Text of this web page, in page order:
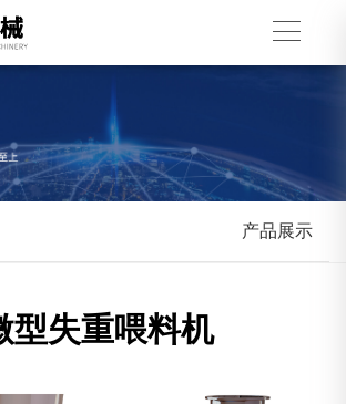
产品展示
型失重喂料机